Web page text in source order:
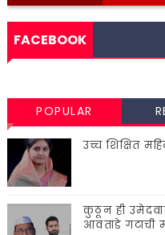
FACEBOOK
POPULAR
उच्च शिक्षित
कुठून ही
आवताडे गटाची